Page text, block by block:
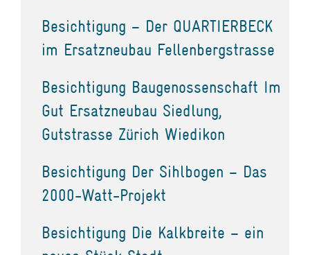
Besichtigung – Der QUARTIERBECK
im Ersatzneubau Fellenbergstrasse
Besichtigung Baugenossenschaft Im
Gut Ersatzneubau Siedlung,
Gutstrasse Zürich Wiedikon
Besichtigung Der Sihlbogen – Das
2000-Watt-Projekt
Besichtigung Die Kalkbreite – ein